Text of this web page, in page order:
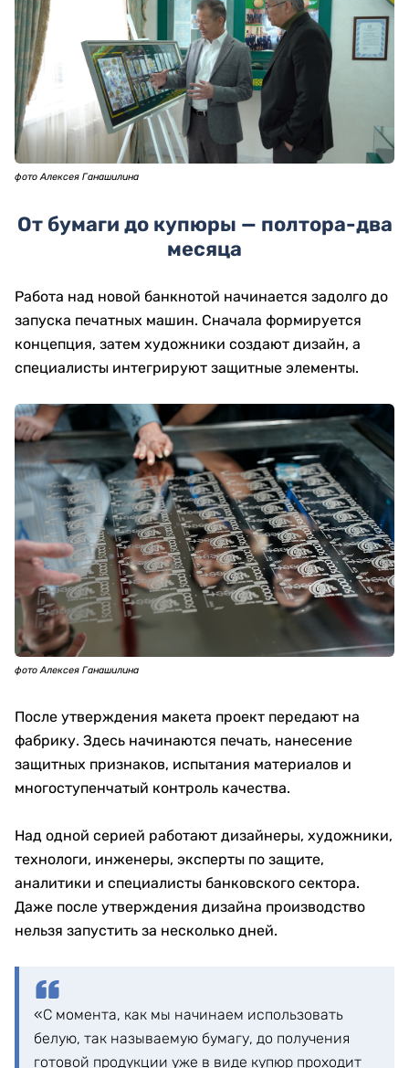
фото Алексея Ганашилина
От бумаги до купюры — полтора-два
месяца
Работа над новой банкнотой начинается задолго до
запуска печатных машин. Сначала формируется
концепция, затем художники создают дизайн, а
специалисты интегрируют защитные элементы.
фото Алексея Ганашилина
После утверждения макета проект передают на
фабрику. Здесь начинаются печать, нанесение
защитных признаков, испытания материалов и
многоступенчатый контроль качества.
Над одной серией работают дизайнеры, художники,
технологи, инженеры, эксперты по защите,
аналитики и специалисты банковского сектора.
Даже после утверждения дизайна производство
нельзя запустить за несколько дней.
«С момента, как мы начинаем использовать
белую, так называемую бумагу, до получения
готовой продукции уже в виде купюр проходит